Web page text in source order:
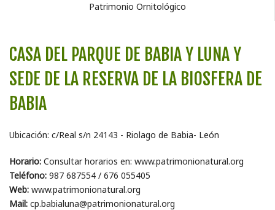
Patrimonio Ornitológico
CASA DEL PARQUE DE BABIA Y LUNA Y
SEDE DE LA RESERVA DE LA BIOSFERA DE
BABIA
Ubicación: c/Real s/n 24143 - Riolago de Babia- León
Horario: Consultar horarios en: www.patrimonionatural.org
Teléfono: 987 687554 / 676 055405
Web: www.patrimonionatural.org
Mail: cp.babialuna@patrimonionatural.org